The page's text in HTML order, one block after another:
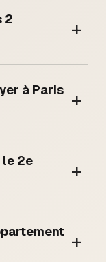
2
+
à Paris +
le 2e
+
+